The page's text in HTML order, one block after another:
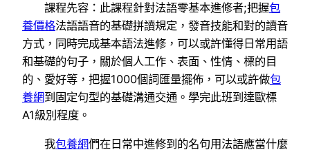
課程先容：此課程針對法語零基本進修者;把握包
養價格法語語音的基礎拼讀規定，發音技能和對的讀音
方式，同時完成基本語法進修，可以或許懂得日常用語
和基礎的句子，關於個人工作、表面、性情、標的目
的、愛好等，把握1000個詞匯量擺佈，可以或許做包
養網到固定句型的基礎溝通交通。學完此班到達歐標
A1級別程度。
我包養網們在日常中進修到的名句用法語應當什麼